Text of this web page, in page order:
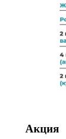
Акция